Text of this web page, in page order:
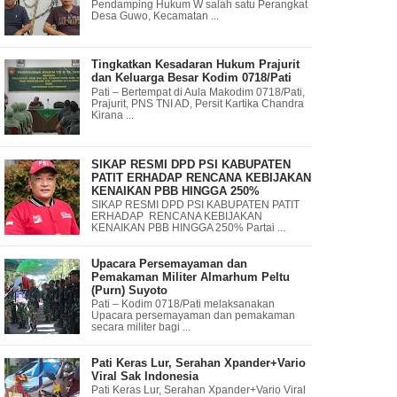
Pendamping Hukum W salah satu Perangkat
Desa Guwo, Kecamatan ...
Tingkatkan Kesadaran Hukum Prajurit
dan Keluarga Besar Kodim 0718/Pati
Pati – Bertempat di Aula Makodim 0718/Pati,
Prajurit, PNS TNI AD, Persit Kartika Chandra
Kirana ...
SIKAP RESMI DPD PSI KABUPATEN
PATIT ERHADAP RENCANA KEBIJAKAN
KENAIKAN PBB HINGGA 250%
SIKAP RESMI DPD PSI KABUPATEN PATIT
ERHADAP RENCANA KEBIJAKAN
KENAIKAN PBB HINGGA 250% Partai ...
Upacara Persemayaman dan
Pemakaman Militer Almarhum Peltu
(Purn) Suyoto
Pati – Kodim 0718/Pati melaksanakan
Upacara persemayaman dan pemakaman
secara militer bagi ...
Pati Keras Lur, Serahan Xpander+Vario
Viral Sak Indonesia
Pati Keras Lur, Serahan Xpander+Vario Viral